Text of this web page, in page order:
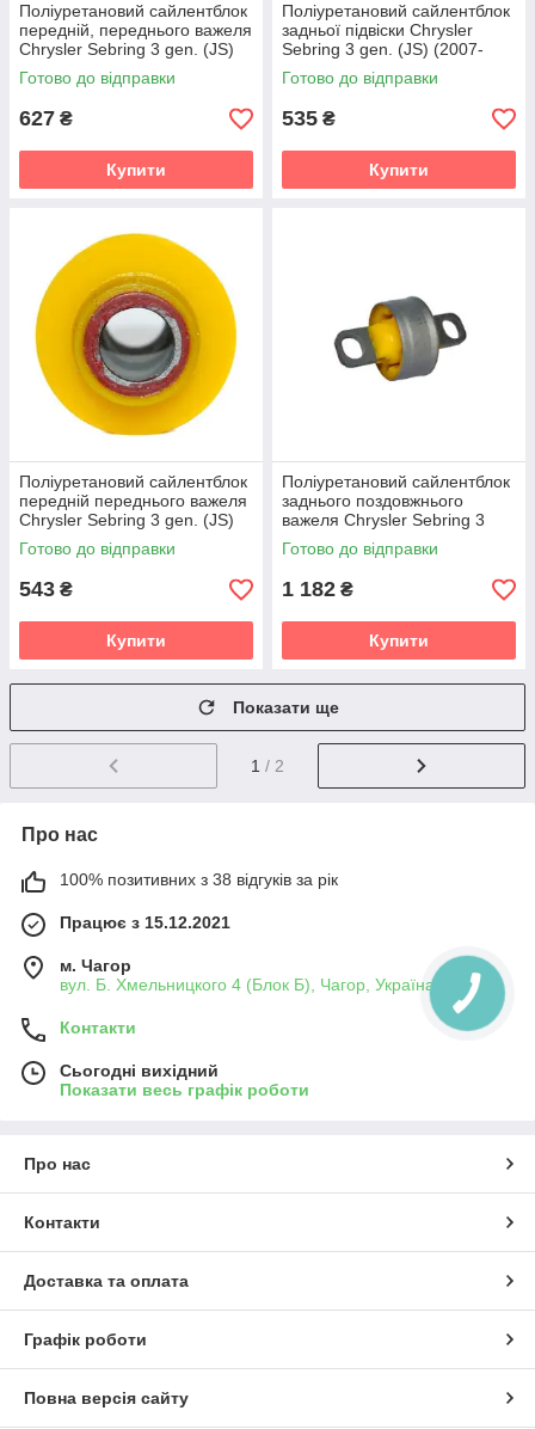
Поліуретановий сайлентблок
передній, переднього важеля
Chrysler Sebring 3 gen. (JS)
(2007-2010) v19
Готово до відправки
627 ₴
Купити
Поліуретановий сайлентблок
задньої підвіски Chrysler
Sebring 3 gen. (JS) (2007-
2010) v19
Готово до відправки
535 ₴
Купити
Поліуретановий сайлентблок
передній переднього важеля
Chrysler Sebring 3 gen. (JS)
(2007-2010) v19
Готово до відправки
543 ₴
Купити
Поліуретановий сайлентблок
заднього поздовжнього
важеля Chrysler Sebring 3
gen. (JS) (2007-2010) v19
Готово до відправки
1 182 ₴
Купити
Показати ще
1 / 2
Про нас
100% позитивних з 38 відгуків за рік
Працює з 15.12.2021
м. Чагор
вул. Б. Хмельницкого 4 (Блок Б), Чагор, Україна
Контакти
Сьогодні вихідний
Показати весь графік роботи
Про нас
Контакти
Доставка та оплата
Графік роботи
Повна версія сайту